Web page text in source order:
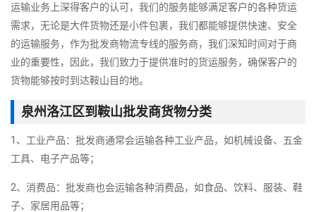
运输业务上深得客户的认可，我们的服务能够满足客户的各种货运
需求，无论是大件货物还是小件包裹，我们都能够提供快速、安全
的运输服务，作为批发商物流专线的服务商，我们深知时间对于商
业的重要性，因此，我们致力于提供准时的货运服务，确保客户的
货物能够按时到达鞍山目的地。
泉州洛江区到鞍山批发商货物分类
1、工业产品：批发商通常会运输各种工业产品，如机械设备、五金
工具、电子产品等；
2、消费品：批发商也会运输各种消费品，如食品、饮料、服装、鞋
子、家居用品等；